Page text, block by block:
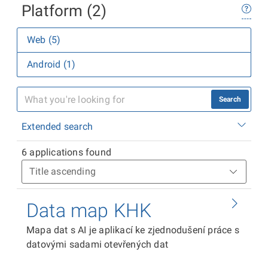
Platform (2)
Web (5)
Android (1)
Search
Extended search
6 applications found
Data map KHK
Mapa dat s AI je aplikací ke zjednodušení práce s
datovými sadami otevřených dat